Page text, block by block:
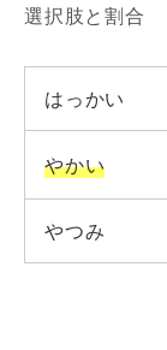
選択肢と割合
はっかい
やかい
やつみ